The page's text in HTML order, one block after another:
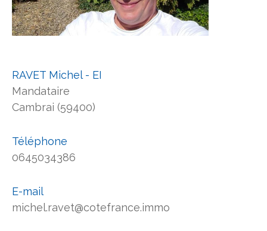
RAVET Michel - EI
Mandataire
Cambrai (59400)
Téléphone
0645034386
E-mail
michel.ravet@cotefrance.immo